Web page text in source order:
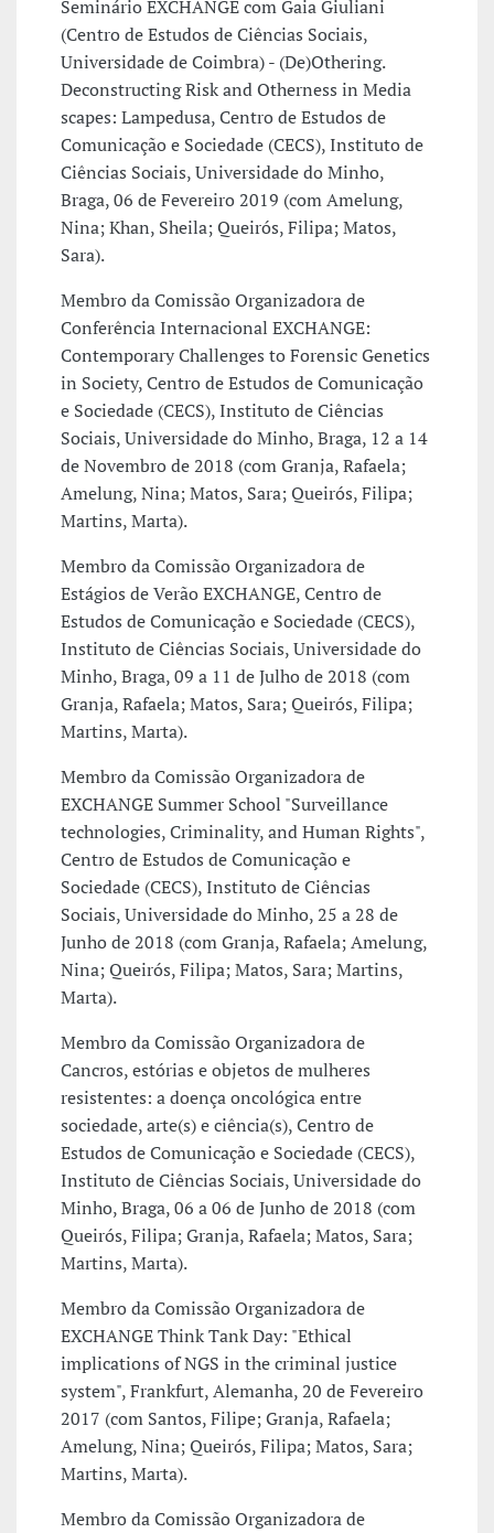
Seminário EXCHANGE com Gaia Giuliani
(Centro de Estudos de Ciências Sociais,
Universidade de Coimbra) - (De)Othering.
Deconstructing Risk and Otherness in Media
scapes: Lampedusa, Centro de Estudos de
Comunicação e Sociedade (CECS), Instituto de
Ciências Sociais, Universidade do Minho,
Braga, 06 de Fevereiro 2019 (com Amelung,
Nina; Khan, Sheila; Queirós, Filipa; Matos,
Sara).
Membro da Comissão Organizadora de
Conferência Internacional EXCHANGE:
Contemporary Challenges to Forensic Genetics
in Society, Centro de Estudos de Comunicação
e Sociedade (CECS), Instituto de Ciências
Sociais, Universidade do Minho, Braga, 12 a 14
de Novembro de 2018 (com Granja, Rafaela;
Amelung, Nina; Matos, Sara; Queirós, Filipa;
Martins, Marta).
Membro da Comissão Organizadora de
Estágios de Verão EXCHANGE, Centro de
Estudos de Comunicação e Sociedade (CECS),
Instituto de Ciências Sociais, Universidade do
Minho, Braga, 09 a 11 de Julho de 2018 (com
Granja, Rafaela; Matos, Sara; Queirós, Filipa;
Martins, Marta).
Membro da Comissão Organizadora de
EXCHANGE Summer School "Surveillance
technologies, Criminality, and Human Rights",
Centro de Estudos de Comunicação e
Sociedade (CECS), Instituto de Ciências
Sociais, Universidade do Minho, 25 a 28 de
Junho de 2018 (com Granja, Rafaela; Amelung,
Nina; Queirós, Filipa; Matos, Sara; Martins,
Marta).
Membro da Comissão Organizadora de
Cancros, estórias e objetos de mulheres
resistentes: a doença oncológica entre
sociedade, arte(s) e ciência(s), Centro de
Estudos de Comunicação e Sociedade (CECS),
Instituto de Ciências Sociais, Universidade do
Minho, Braga, 06 a 06 de Junho de 2018 (com
Queirós, Filipa; Granja, Rafaela; Matos, Sara;
Martins, Marta).
Membro da Comissão Organizadora de
EXCHANGE Think Tank Day: "Ethical
implications of NGS in the criminal justice
system", Frankfurt, Alemanha, 20 de Fevereiro
2017 (com Santos, Filipe; Granja, Rafaela;
Amelung, Nina; Queirós, Filipa; Matos, Sara;
Martins, Marta).
Membro da Comissão Organizadora de